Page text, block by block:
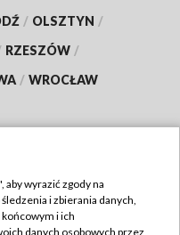
/ OLSZTYN /
RZESZÓW /
/ WROCŁAW
wyrazić zgody na
i zbierania danych,
i ich
danych osobowych przez